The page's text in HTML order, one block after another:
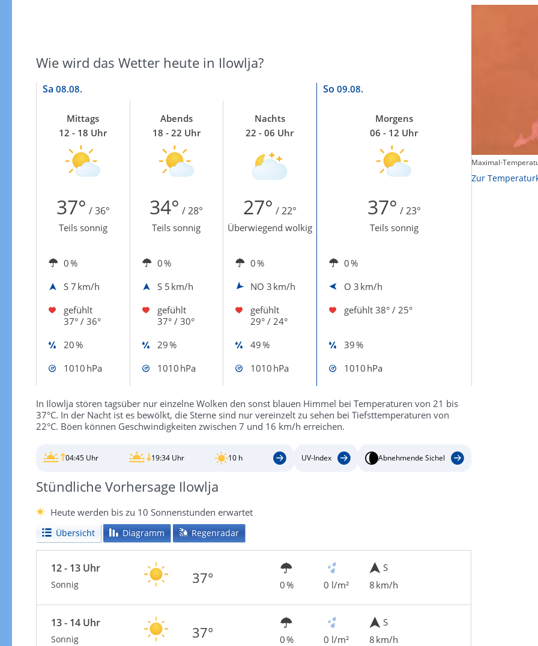
Wie wird das Wetter heute in Ilowlja?
Sa 08.08. So 09.08.
Mittags
12 - 18 Uhr
Abends
18 - 22 Uhr
Nachts
22 - 06 Uhr
Morgens
06 - 12 Uhr
37° / 36° 34° / 28° 27° / 22° 37° / 23°
Teils sonnig Teils sonnig Überwiegend wolkig Teils sonnig
0 % 0 % 0 %
0 %
S 7 km/h S 5 km/h NO 3 km/h O 3 km/h
gefühlt
37° / 36°
gefühlt
37° / 30°
gefühlt
29° / 24°
gefühlt 38° / 25°
20 % 29 % 49 %
39 %
1010 hPa
1010 hPa 1010 hPa 1010 hPa
In Ilowlja stören tagsüber nur einzelne Wolken den sonst blauen Himmel bei Temperaturen von 21 bis
37°C. In der Nacht ist es bewölkt, die Sterne sind nur vereinzelt zu sehen bei Tiefsttemperaturen von
22°C. Böen können Geschwindigkeiten zwischen 7 und 16 km/h erreichen.
04:45 Uhr 19:34 Uhr 10 h UV-Index Abnehmende Sichel
Stündliche Vorhersage Ilowlja
Heute werden bis zu 10 Sonnenstunden erwartet
Übersicht Diagramm Regenradar
12 - 13 Uhr
Sonnig 37° 0 % 0 l/m²
S
8 km/h
13 - 14 Uhr
Sonnig 37° 0 % 0 l/m²
S
8 km/h
Gewitterrisiko in 3h
Zur Gewitterrisikokarte
Zum animierten Regenradar Maximal-
Zur